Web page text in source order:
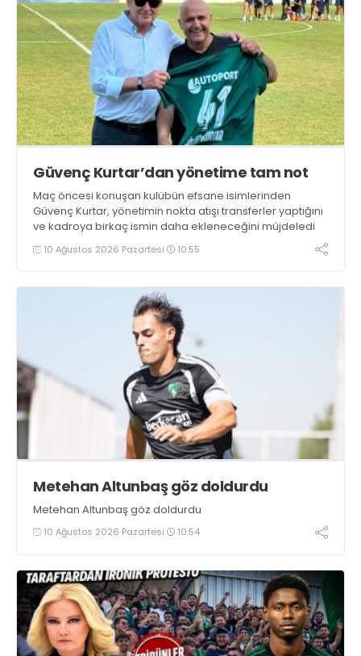
Güvenç Kurtar’dan yönetime tam not
Maç öncesi konuşan kulübün efsane isimlerinden
Güvenç Kurtar, yönetimin nokta atışı transferler yaptığını
ve kadroya birkaç ismin daha ekleneceğini müjdeledi
10 Ağustos 2026 Pazartesi 10:55
Metehan Altunbaş göz doldurdu
Metehan Altunbaş göz doldurdu
10 Ağustos 2026 Pazartesi 10:54